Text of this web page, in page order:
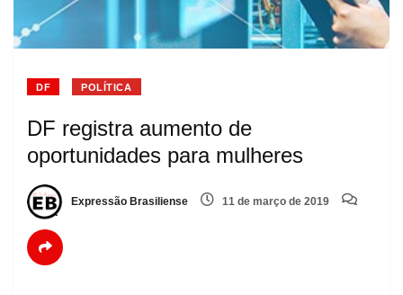
DF POLÍTICA
DF registra aumento de
oportunidades para mulheres
Expressão Brasiliense 11 de março de 2019